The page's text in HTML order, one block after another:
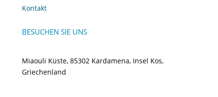
Kontakt
BESUCHEN SIE UNS
Miaouli Küste, 85302 Kardamena, Insel Kos,
Griechenland